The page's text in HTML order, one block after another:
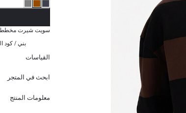
سويت شيرت مخطط
بني / كود
القياسات
ابحث في المتجر
معلومات المنتج